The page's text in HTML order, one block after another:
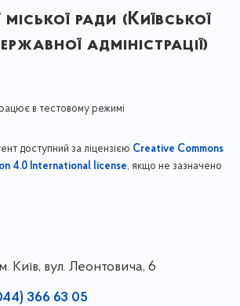
міської ради (Київської
адміністрації)
в тестовому режимі
доступний за ліцензією Creative Commons
4.0 International license, якщо не зазначено
Київ, вул. Леонтовича, 6
366 63 05